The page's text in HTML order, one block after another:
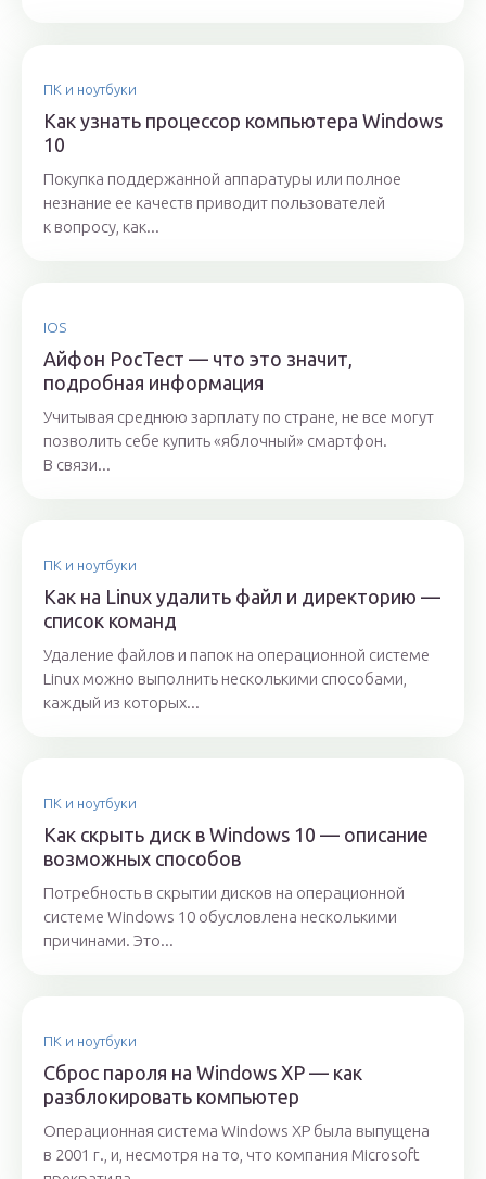
ПК и ноутбуки
Как узнать процессор компьютера Windows
10
Покупка поддержанной аппаратуры или полное
незнание ее качеств приводит пользователей
к вопросу, как...
IOS
Айфон РосТест — что это значит,
подробная информация
Учитывая среднюю зарплату по стране, не все могут
позволить себе купить «яблочный» смартфон.
В связи...
ПК и ноутбуки
Как на Linux удалить файл и директорию —
список команд
Удаление файлов и папок на операционной системе
Linux можно выполнить несколькими способами,
каждый из которых...
ПК и ноутбуки
Как скрыть диск в Windows 10 — описание
возможных способов
Потребность в скрытии дисков на операционной
системе Windows 10 обусловлена несколькими
причинами. Это...
ПК и ноутбуки
Сброс пароля на Windows XP — как
разблокировать компьютер
Операционная система Windows XP была выпущена
в 2001 г., и, несмотря на то, что компания Microsoft